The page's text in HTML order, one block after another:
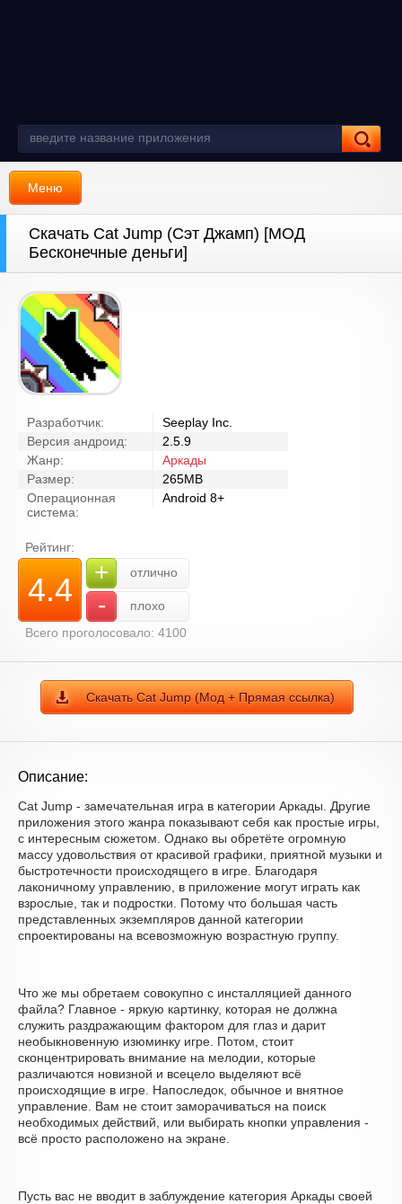
Меню
Скачать Cat Jump (Сэт Джамп) [МОД
Бесконечные деньги]
Разработчик:
Seeplay Inc.
Версия андроид:
2.5.9
Жанр:
Аркады
Размер:
265MB
Операционная
система:
Android 8+
Рейтинг:
4.4 + отлично
-
плохо
Всего проголосовало: 4100
Скачать Cat Jump (Мод + Прямая ссылка)
Описание:
Cat Jump - замечательная игра в категории Аркады. Другие
приложения этого жанра показывают себя как простые игры,
с интересным сюжетом. Однако вы обретёте огромную
массу удовольствия от красивой графики, приятной музыки и
быстротечности происходящего в игре. Благодаря
лаконичному управлению, в приложение могут играть как
взрослые, так и подростки. Потому что большая часть
представленных экземпляров данной категории
спроектированы на всевозможную возрастную группу.
Что же мы обретаем совокупно с инсталляцией данного
файла? Главное - яркую картинку, которая не должна
служить раздражающим фактором для глаз и дарит
необыкновенную изюминку игре. Потом, стоит
сконцентрировать внимание на мелодии, которые
различаются новизной и всецело выделяют всё
происходящие в игре. Напоследок, обычное и внятное
управление. Вам не стоит заморачиваться на поиск
необходимых действий, или выбирать кнопки управления -
всё просто расположено на экране.
Пусть вас не вводит в заблуждение категория Аркады своей